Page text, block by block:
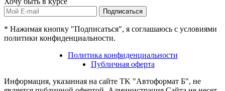
Подписаться
* Нажимая кнопку "Подписаться", я соглашаюсь с условиями
политики конфиденциальности.
Политика конфиденциальности
Публичная оферта
Информация, указанная на сайте TK "Автоформат Б", не